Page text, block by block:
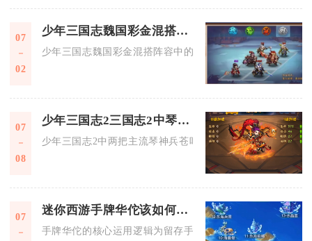
07
02
少年三国志魏国彩金混搭阵容中的强力组合有哪些
少年三国志魏国彩金混搭阵容中的强力组合主要有曹操+苍
07
08
少年三国志2三国志2中琴神兵技能如何使用
少年三国志2中两把主流琴神兵苍叶绿绮琴与枯桐焦尾琴需
07 迷你西游手牌华佗该如何运用
手牌华佗的核心运用逻辑为留存手牌控战意、前排卡位保输